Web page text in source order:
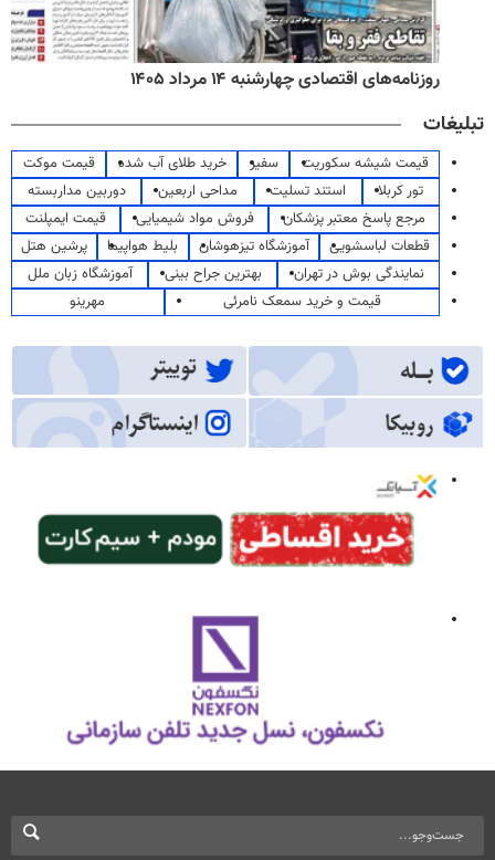
روزنامه‌های اقتصادی چهارشنبه ۱۴ مرداد ۱۴۰۵
تبلیغات
قیمت شیشه سکوریت سفیر خرید طلای آب شده
قیمت موکت
تور کربلا
استند تسلیت مداحی اربعین
دوربین مداربسته
مرجع پاسخ معتبر پزشکان
فروش مواد شیمیایی
قیمت ایمپلنت
قطعات لباسشویی
آموزشگاه تیزهوشان بلیط هواپیما
پرشین هتل
نمایندگی بوش در تهران
بهترین جراح بینی
آموزشگاه زبان ملل
قیمت و خرید سمعک نامرئی
مهرینو